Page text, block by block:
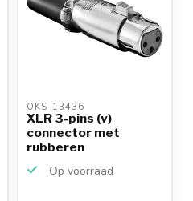
OKS-13436
XLR 3-pins (v)
connector met
rubberen
Op voorraad